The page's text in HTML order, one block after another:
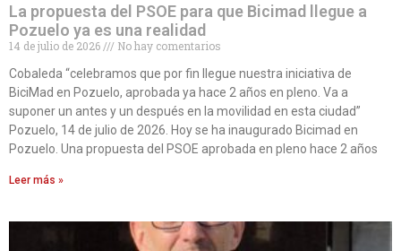
La propuesta del PSOE para que Bicimad llegue a
Pozuelo ya es una realidad
14 de julio de 2026
No hay comentarios
Cobaleda “celebramos que por fin llegue nuestra iniciativa de
BiciMad en Pozuelo, aprobada ya hace 2 años en pleno. Va a
suponer un antes y un después en la movilidad en esta ciudad”
Pozuelo, 14 de julio de 2026. Hoy se ha inaugurado Bicimad en
Pozuelo. Una propuesta del PSOE aprobada en pleno hace 2 años
Leer más »